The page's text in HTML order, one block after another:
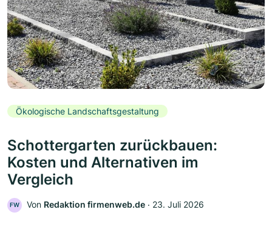
Ökologische Landschaftsgestaltung
Schottergarten zurückbauen:
Kosten und Alternativen im
Vergleich
FW Von Redaktion firmenweb.de ‧ 23. Juli 2026